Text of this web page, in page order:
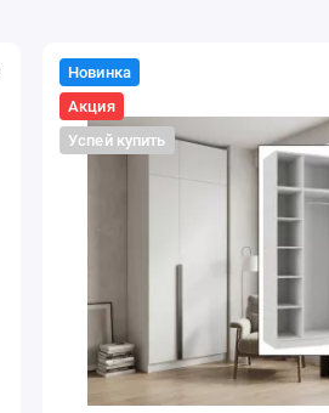
Новинка
Акция
Успей купить